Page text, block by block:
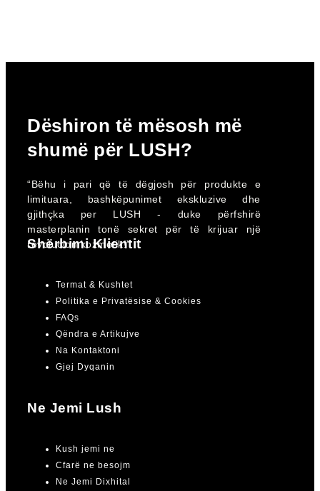
Dëshiron të mësosh më
shumë për LUSH?
“Bëhu i pari që të dëgjosh për produkte e
limituara, bashkëpunimet ekskluzive dhe
gjithçka per LUSH - duke përfshirë
masterplanin tonë sekret për të krijuar një
revolucion kozmetik!”
Shërbimi Klientit
Termat & Kushtet
Politika e Privatësise & Cookies
FAQs
Qëndra e Artikujve
Na Kontaktoni
Gjej Dyqanin
Ne Jemi Lush
Kush jemi ne
Cfarë ne besojm
Ne Jemi Dixhital